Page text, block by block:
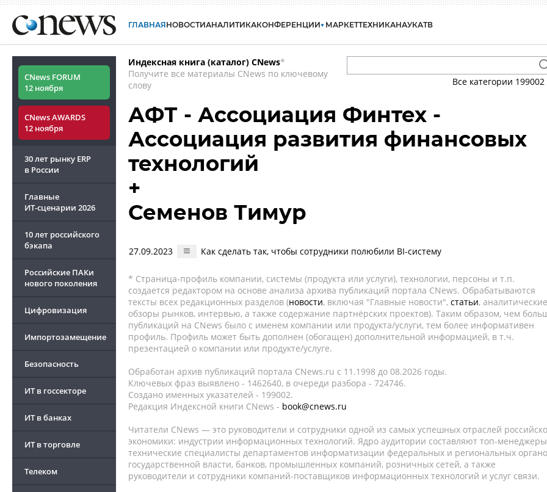
ГЛАВНАЯНОВОСТИАНАЛИТИКАКОНФЕРЕНЦИИ МАРКЕТТЕХНИКАНАУКАТВ
CNews FORUM
12 ноября
CNews AWARDS
12 ноября
30 лет рынку ERP
в России
Главные
ИТ-сценарии 2026
10 лет российского
бэкапа
Российские ПАКи
нового поколения
Цифровизация
Импортозамещение
Безопасность
ИТ в госсекторе
ИТ в банках
ИТ в торговле
Телеком
Индексная книга (каталог) CNews*
Получите все материалы CNews по ключевому
слову
Все категории 199002
АФТ - Ассоциация Финтех -
Ассоциация развития финансовых
технологий
+
Семенов Тимур
27.09.2023 Как сделать так, чтобы сотрудники полюбили BI-систему
* Страница-профиль компании, системы (продукта или услуги), технологии, персоны и т.п.
создается редактором на основе анализа архива публикаций портала CNews. Обрабатываются
тексты всех редакционных разделов (новости, включая "Главные новости", статьи, аналитические
обзоры рынков, интервью, а также содержание партнёрских проектов). Таким образом, чем
публикаций на CNews было с именем компании или продукта/услуги, тем более информативен
профиль. Профиль может быть дополнен (обогащен) дополнительной информацией, в т.ч.
презентацией о компании или продукте/услуге.
Обработан архив публикаций портала CNews.ru c 11.1998 до 08.2026 годы.
Ключевых фраз выявлено - 1462640, в очереди разбора - 724746.
Создано именных указателей - 199002.
Редакция Индексной книги CNews - book@cnews.ru
Читатели CNews — это руководители и сотрудники одной из самых успешных отраслей
экономики: индустрии информационных технологий. Ядро аудитории составляют топ-
технические специалисты департаментов информатизации федеральных и региональных
государственной власти, банков, промышленных компаний, розничных сетей, а также
руководители и сотрудники компаний-поставщиков информационных технологий и услуг связи.